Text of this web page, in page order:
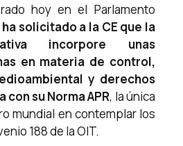
hoy en el Parlamento
ha solicitado a la CE que la
incorpore unas
en materia de control,
y derechos
su Norma APR, la única
mundial en contemplar los
188 de la OIT.